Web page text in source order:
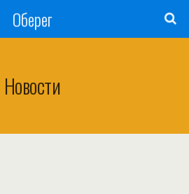
Оберег
Новости